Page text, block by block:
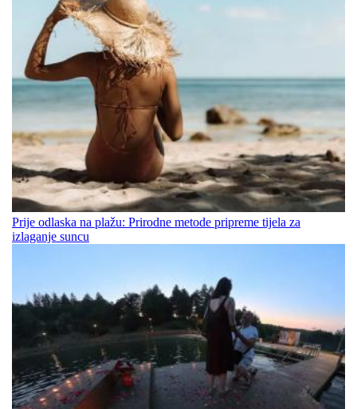
Prije odlaska na plažu: Prirodne metode pripreme tijela za
izlaganje suncu